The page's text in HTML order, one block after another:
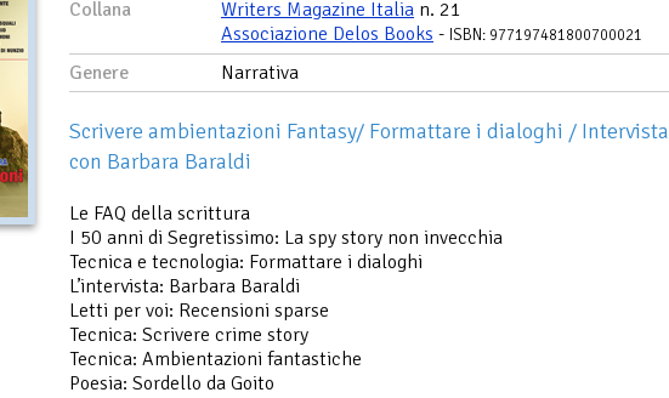
Collana
Writers Magazine Italia n. 21
Associazione Delos Books - ISBN: 977197481800700021
Genere Narrativa
Scrivere ambientazioni Fantasy/ Formattare i dialoghi / Intervista
con Barbara Baraldi
Le FAQ della scrittura
I 50 anni di Segretissimo: La spy story non invecchia
Tecnica e tecnologia: Formattare i dialoghi
L’intervista: Barbara Baraldi
Letti per voi: Recensioni sparse
Tecnica: Scrivere crime story
Tecnica: Ambientazioni fantastiche
Poesia: Sordello da Goito